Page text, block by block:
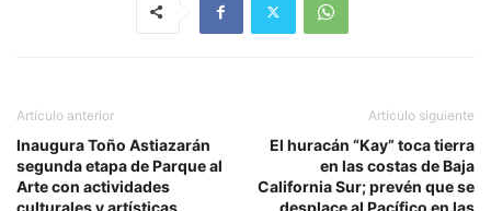
Artículo anterior
Inaugura Toño Astiazarán
segunda etapa de Parque al
Arte con actividades
culturales y artísticas
Artículo siguiente
El huracán “Kay” toca tierra
en las costas de Baja
California Sur; prevén que se
desplace al Pacífico en las